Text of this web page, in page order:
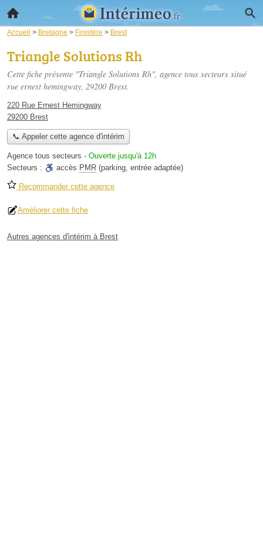
Accueil > Bretagne > Finistère > Brest
Triangle Solutions Rh
Cette fiche présente "Triangle Solutions Rh", agence tous secteurs situé
rue ernest hemingway, 29200 Brest.
220 Rue Ernest Hemingway
29200 Brest
📞 Appeler cette agence d'intérim
Agence tous secteurs - Ouverte jusqu'à 12h
Secteurs :
accès PMR (parking, entrée adaptée)
Recommander cette agence
Améliorer cette fiche
Autres agences d'intérim à Brest